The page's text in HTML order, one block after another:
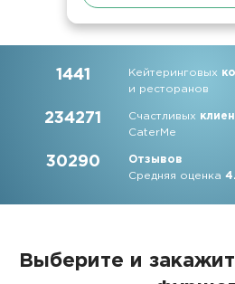
1441 Кейтеринговых
и ресторанов
234271 Счастливых
CaterMe
30290
Отзывов
Средняя оценка
Выберите и